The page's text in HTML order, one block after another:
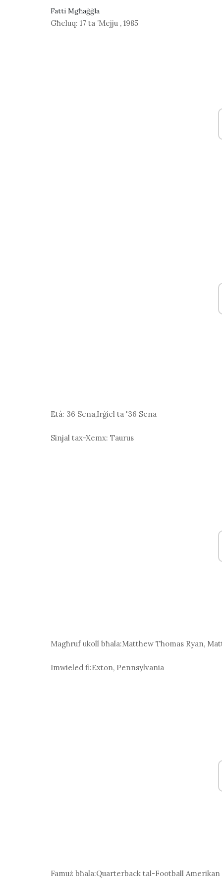
Fatti Mgħaġġla
Għeluq: 17 ta ’Mejju , 1985
Età: 36 Sena,Irġiel ta '36 Sena
Sinjal tax-Xemx: Taurus
Magħruf ukoll bħala:Matthew Thomas Ryan,
Imwieled fi:Exton, Pennsylvania
Famuż bħala:Quarterback tal-Football Amerikan